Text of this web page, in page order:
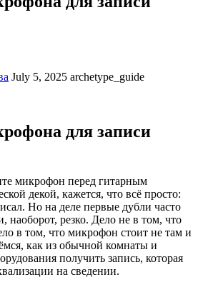
July 5, 2025 archetype_guide
для записи
микрофон перед гитарным
декой, кажется, что всё просто:
Но на деле первые дубли часто
наоборот, резко. Дело не в том, что
в том, что микрофон стоит не там и
как из обычной комнаты и
получить запись, которая
на сведении.